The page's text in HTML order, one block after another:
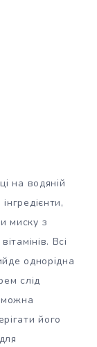
на водяній
миску з
Всі
однорідна
слід
можна
його